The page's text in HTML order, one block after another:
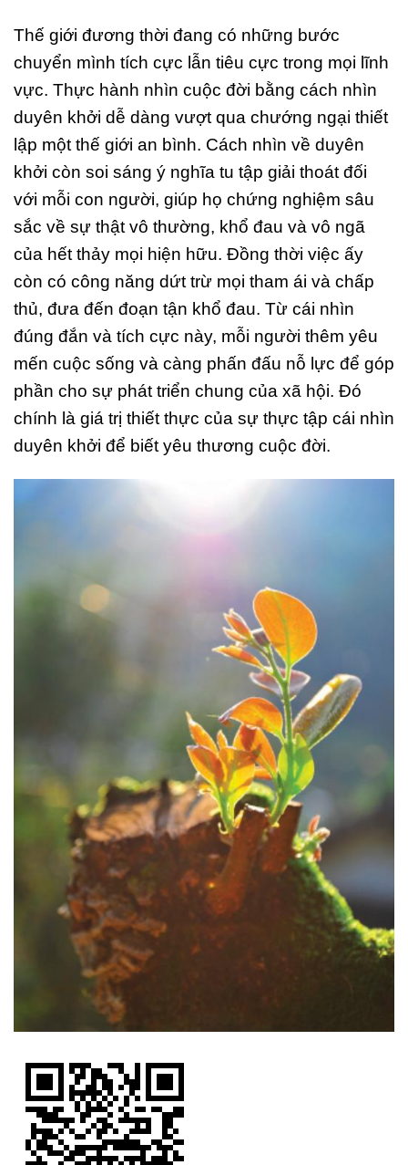
Thế giới đương thời đang có những bước
chuyển mình tích cực lẫn tiêu cực trong mọi lĩnh
vực. Thực hành nhìn cuộc đời bằng cách nhìn
duyên khởi dễ dàng vượt qua chướng ngại thiết
lập một thế giới an bình. Cách nhìn về duyên
khởi còn soi sáng ý nghĩa tu tập giải thoát đối
với mỗi con người, giúp họ chứng nghiệm sâu
sắc về sự thật vô thường, khổ đau và vô ngã
của hết thảy mọi hiện hữu. Đồng thời việc ấy
còn có công năng dứt trừ mọi tham ái và chấp
thủ, đưa đến đoạn tận khổ đau. Từ cái nhìn
đúng đắn và tích cực này, mỗi người thêm yêu
mến cuộc sống và càng phấn đấu nỗ lực để góp
phần cho sự phát triển chung của xã hội. Đó
chính là giá trị thiết thực của sự thực tập cái nhìn
duyên khởi để biết yêu thương cuộc đời.